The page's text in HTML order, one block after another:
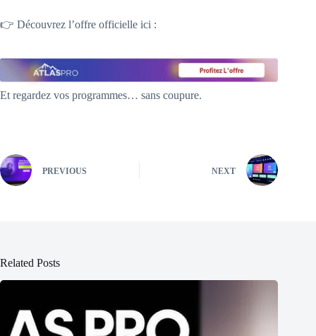
👉 Découvrez l’offre officielle ici :
Et regardez vos programmes… sans coupure.
PREVIOUS NEXT
Related Posts